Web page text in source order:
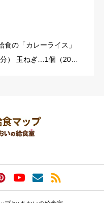
の「カレーライス」
） 玉ねぎ…1個（200